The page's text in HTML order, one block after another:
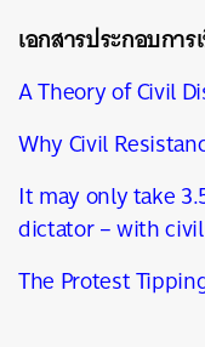
เอกสารประกอบการ
A Theory of Civil
Why Civil
It may only take
dictator – with
The Protest